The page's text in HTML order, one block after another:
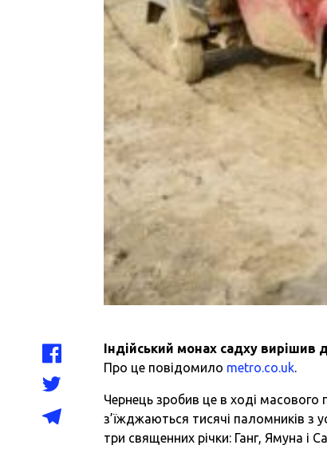
Індійський монах садху вирішив
Про це повідомило metro.co.uk.
Чернець зробив це в ході
з’їжджаються тисячі паломників з
три священних річки: Ганг, Ямуна і